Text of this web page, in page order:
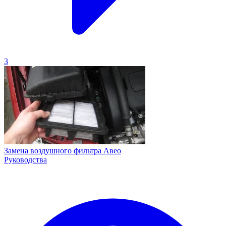
3
Замена воздушного фильтра Авео
Руководства